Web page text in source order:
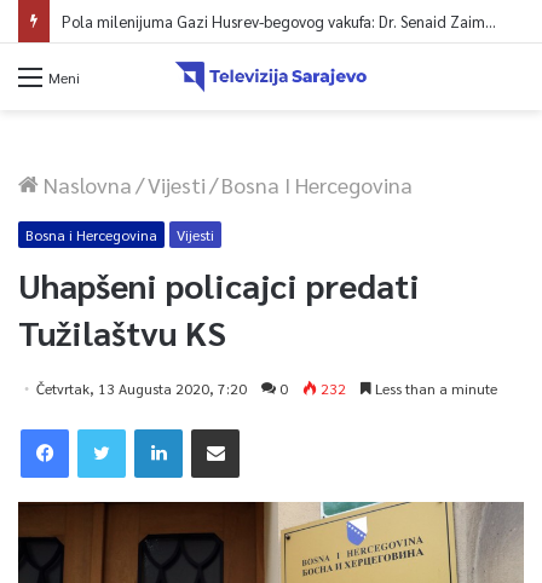
Pola milenijuma Gazi Husrev-begovog vakufa: Dr. Senaid Zaimović o historijskom naslijeđu, ustavnoj snazi vakufname i viziji za budućnost
Meni
Naslovna/Vijesti/Bosna I Hercegovina
Bosna i Hercegovina Vijesti
Uhapšeni policajci predati
Tužilaštvu KS
Četvrtak, 13 Augusta 2020, 7:20 0 232 Less than a minute